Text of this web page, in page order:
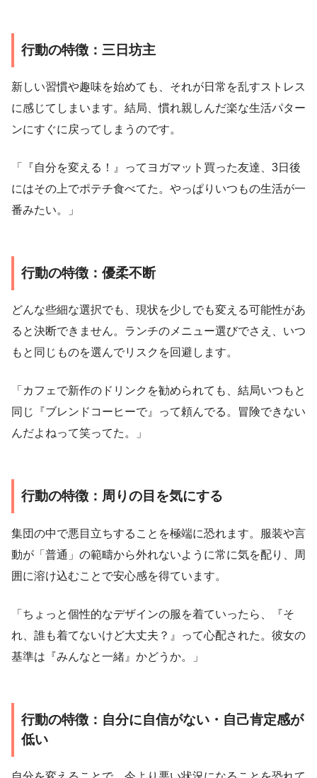
行動の特徴：三日坊主
新しい習慣や趣味を始めても、それが日常を乱すストレス
に感じてしまいます。結局、慣れ親しんだ楽な生活パター
ンにすぐに戻ってしまうのです。
「『自分を変える！』ってヨガマット買った友達、3日後
にはその上でポテチ食べてた。やっぱりいつもの生活が一
番みたい。」
行動の特徴：優柔不断
どんな些細な選択でも、現状を少しでも変える可能性があ
ると決断できません。ランチのメニュー選びでさえ、いつ
もと同じものを選んでリスクを回避します。
「カフェで新作のドリンクを勧められても、結局いつもと
同じ『ブレンドコーヒーで』って頼んでる。冒険できない
んだよねって笑ってた。」
行動の特徴：周りの目を気にする
集団の中で悪目立ちすることを極端に恐れます。服装や言
動が「普通」の範疇から外れないように常に気を配り、周
囲に溶け込むことで安心感を得ています。
「ちょっと個性的なデザインの服を着ていったら、『そ
れ、誰も着てないけど大丈夫？』って心配された。彼女の
基準は『みんなと一緒』かどうか。」
行動の特徴：自分に自信がない・自己肯定感が
低い